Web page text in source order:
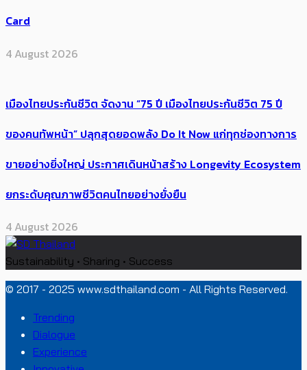
Card
4 August 2026
เมืองไทยประกันชีวิต จัดงาน “75 ปี เมืองไทยประกันชีวิต 75 ปี
ของคนทัพหน้า” ปลุกสุดยอดพลัง Do It Now แก่ทุกช่องทางการ
ขายอย่างยิ่งใหญ่ ประกาศเดินหน้าสร้าง Longevity Ecosystem
ยกระดับคุณภาพชีวิตคนไทยอย่างยั่งยืน
4 August 2026
Sustainability • Sharing • Success
© 2017 - 2025 www.sdthailand.com - All Rights Reserved.
Trending
Dialogue
Experience